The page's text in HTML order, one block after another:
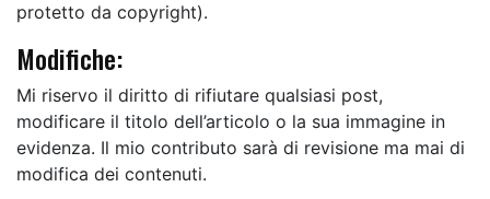
protetto da copyright).
Modifiche:
Mi riservo il diritto di rifiutare qualsiasi post,
modificare il titolo dell’articolo o la sua immagine in
evidenza. Il mio contributo sarà di revisione ma mai di
modifica dei contenuti.